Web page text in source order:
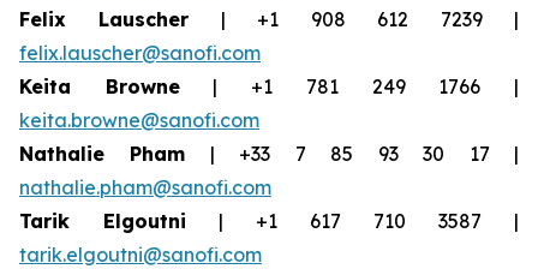
Felix Lauscher | +1 908 612 7239 |
felix.lauscher@sanofi.com
Keita Browne| +1 781 249 1766 |
keita.browne@sanofi.com
Nathalie Pham | +33 7 85 93 30 17 |
nathalie.pham@sanofi.com
Tarik Elgoutni | +1 617 710 3587 |
tarik.elgoutni@sanofi.com